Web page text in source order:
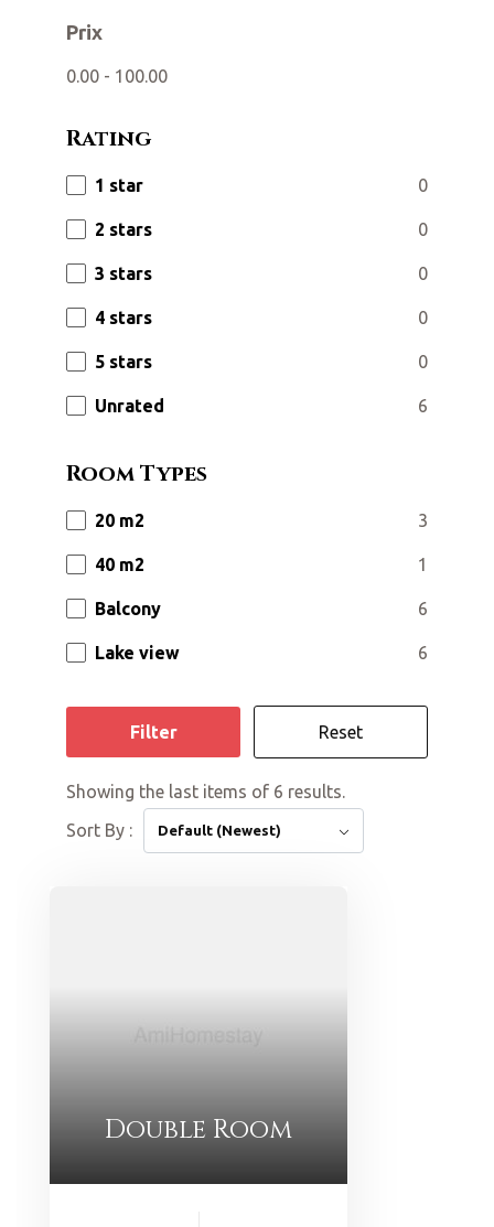
Prix
0.00 - 100.00
Rating
1 star 0
2 stars 0
3 stars 0
4 stars 0
5 stars 0
Unrated 6
Room Types
20 m2 3
40 m2 1
Balcony 6
Lake view 6
Filter Reset
Showing the last items of 6 results.
Sort By :
Default (Newest)
Double Room